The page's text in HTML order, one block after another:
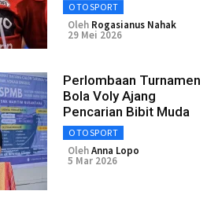
OTOSPORT
Oleh Rogasianus Nahak
29 Mei 2026
Perlombaan Turnamen
Bola Voly Ajang
Pencarian Bibit Muda
OTOSPORT
OlehAnna Lopo
5 Mar 2026